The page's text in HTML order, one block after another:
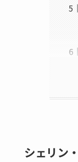
シェリン